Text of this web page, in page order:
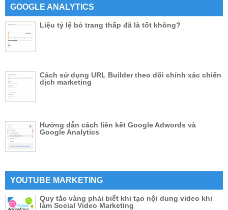
GOOGLE ANALYTICS
Liệu tỷ lệ bỏ trang thấp đã là tốt không?
Cách sử dụng URL Builder theo dõi chính xác chiến
dịch marketing
Hướng dẫn cách liên kết Google Adwords và
Google Analytics
YOUTUBE MARKETING
Quy tắc vàng phải biết khi tạo nội dung video khi
làm Social Video Marketing